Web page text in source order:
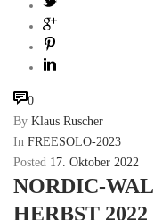
0
By Klaus Ruscher
In FREESOLO-2023
Posted 17. Oktober 2022
NORDIC-
HERBST 2022